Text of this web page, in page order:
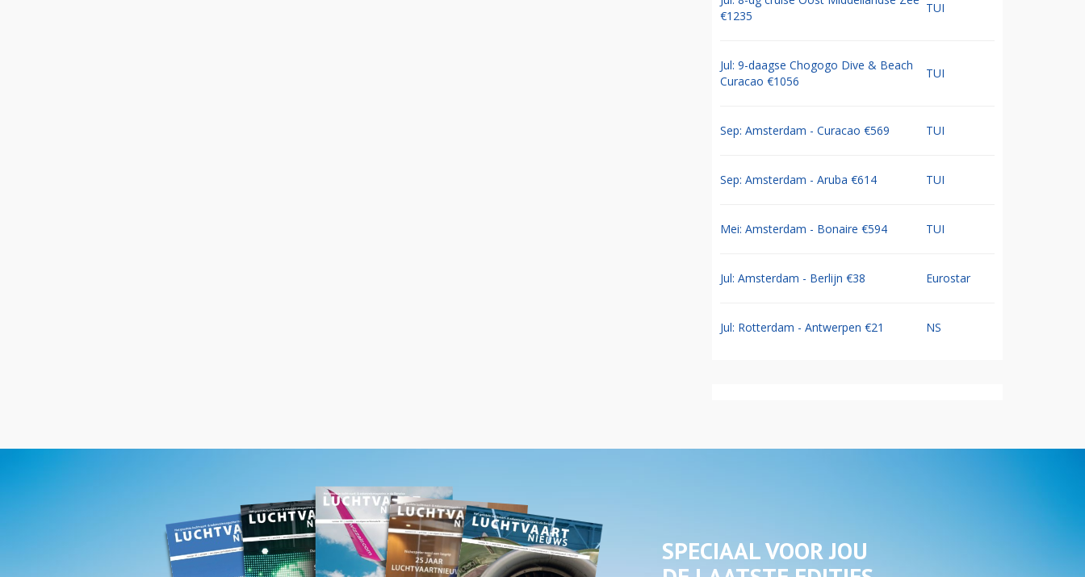
€1235
TUI
Jul: 9-daagse Chogogo Dive & Beach
Curacao €1056
TUI
Sep: Amsterdam - Curacao €569 TUI
Sep: Amsterdam - Aruba €614 TUI
Mei: Amsterdam - Bonaire €594 TUI
Jul: Amsterdam - Berlijn €38 Eurostar
Jul: Rotterdam - Antwerpen €21 NS
SPECIAAL VOOR JOU